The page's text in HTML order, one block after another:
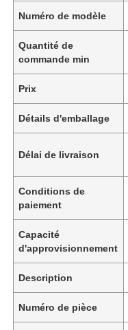
Numéro de modèle
Quantité de
commande min
Prix
Détails d'emballage
Délai de livraison
Conditions de
paiement
Capacité
d'approvisionnement
Description
Numéro de pièce